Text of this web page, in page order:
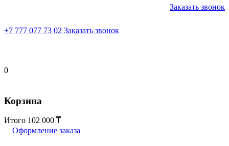
Заказать звонок
+7 777 077 73 02 Заказать звонок
0
Корзина
Итого 102 000
Оформление заказа